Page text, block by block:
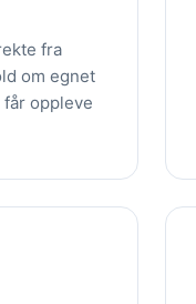
fra
om egnet
oppleve